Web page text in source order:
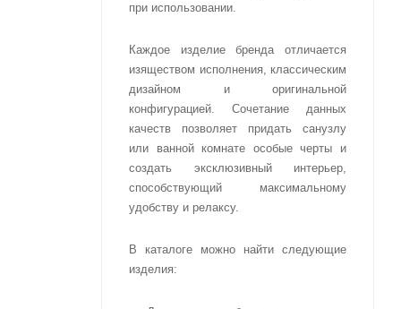
при использовании.
Каждое изделие бренда отличается
изяществом исполнения, классическим
дизайном и оригинальной
конфигурацией. Сочетание данных
качеств позволяет придать санузлу
или ванной комнате особые черты и
создать эксклюзивный интерьер,
способствующий максимальному
удобству и релаксу.
В каталоге можно найти следующие
изделия: